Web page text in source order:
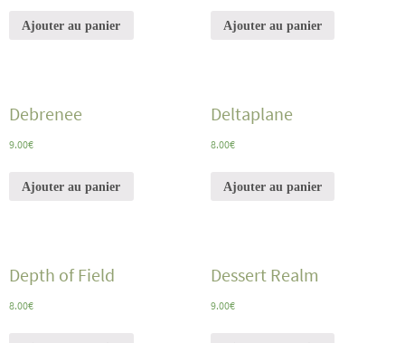
Ajouter au panier Ajouter au panier
Debrenee
9.00€
Ajouter au panier
Deltaplane
8.00€
Ajouter au panier
Depth of Field
8.00€
Dessert Realm
9.00€